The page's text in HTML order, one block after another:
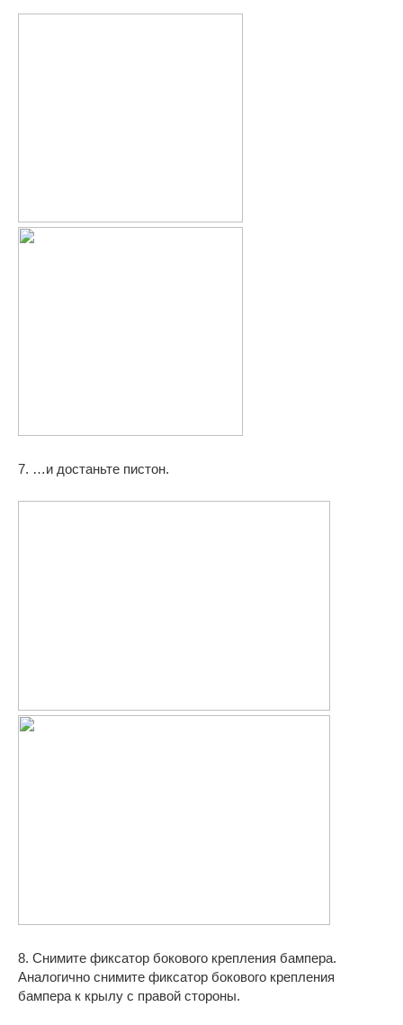
7. …и достаньте пистон.
8. Снимите фиксатор бокового крепления бампера.
Аналогично снимите фиксатор бокового крепления
бампера к крылу с правой стороны.